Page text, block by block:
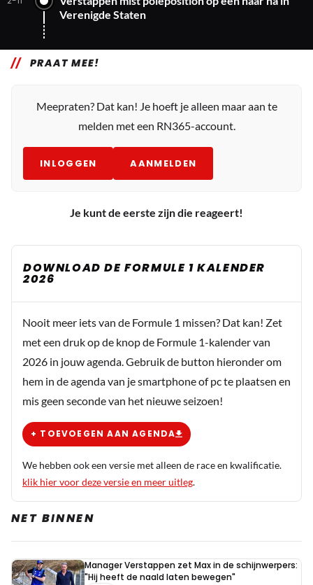
Verenigde Staten
PRAAT MEE!
Meepraten? Dat kan! Je hoeft je alleen maar aan te
melden met een RN365-account.
INLOGGEN AANMELDEN
Je kunt de eerste zijn die reageert!
DOWNLOAD DE FORMULE 1 KALENDER
2026
Nooit meer iets van de Formule 1 missen? Dat kan! Zet
met een druk op de knop de Formule 1-kalender van
2026 in jouw agenda. Gebruik de button hieronder om
hem in de agenda van je smartphone of pc te plaatsen en
mis geen seconde van het nieuwe seizoen!
+ TOEVOEGEN AAN AGENDA
We hebben ook een versie met alleen de race en kwalificatie.
klik hier voor deze versie en meer uitleg.
NET BINNEN
Manager Verstappen zet Max in de schijnwerpers:
"Hij heeft de naald laten bewegen"